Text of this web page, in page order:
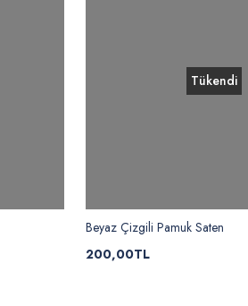
Tükendi
Beyaz Çizgili Pamuk Saten
200,00TL